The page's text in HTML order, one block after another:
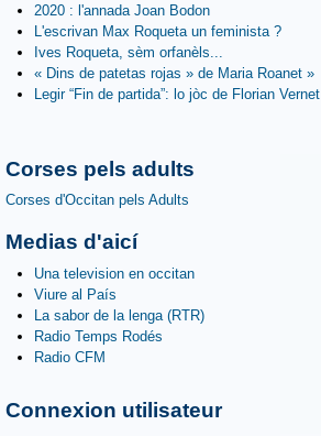
2020 : l'annada Joan Bodon
L'escrivan Max Roqueta un feminista ?
Ives Roqueta, sèm orfanèls...
« Dins de patetas rojas » de Maria Roanet »
Legir “Fin de partida”: lo jòc de Florian Vernet
Corses pels adults
Corses d'Occitan pels Adults
Medias d'aicí
Una television en occitan
Viure al País
La sabor de la lenga (RTR)
Radio Temps Rodés
Radio CFM
Connexion utilisateur